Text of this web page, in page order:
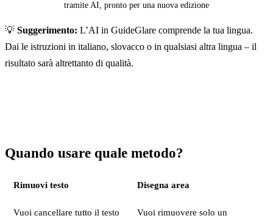
tramite AI, pronto per una nuova edizione
💡 Suggerimento: L’AI in GuideGlare comprende la tua lingua.
Dai le istruzioni in italiano, slovacco o in qualsiasi altra lingua – il
risultato sarà altrettanto di qualità.
Quando usare quale metodo?
Rimuovi testo Disegna area
Vuoi cancellare tutto il testo
Vuoi rimuovere solo un